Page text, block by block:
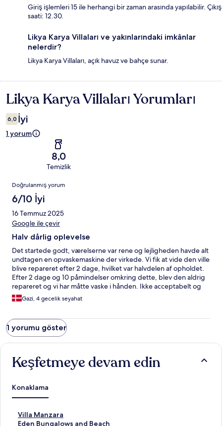
Giriş işlemleri 15 ile herhangi bir zaman arasında yapılabilir. Çıkış
saati: 12.30.
Likya Karya Villaları ve yakınlarındaki imkânlar
nelerdir?
Likya Karya Villaları, açık havuz ve bahçe sunar.
Yorumlar
Likya Karya Villaları Yorumları
6,0 İyi
1 yorum
8,0
Temizlik
Yorumlar
Doğrulanmış yorum
6/10 İyi
16 Temmuz 2025
Google ile çevir
Halv dårlig oplevelse
Det startede godt, værelserne var rene og lejligheden havde alt
undtagen en opvaskemaskine der virkede. Vi fik at vide den ville
blive repareret efter 2 dage, hvilket var halvdelen af opholdet.
Efter 2 dage og 10 påmindelser omkring dette, blev den aldrig
repareret og vi har måtte vaske i hånden. Ikke acceptabelt og
særdeles ikke i orden, især fordi man bliver lovet at det vil blive
repareret. Mange gode oplevelser men opvaskemaskinen og
Gazi, 4 gecelik seyahat
1 yorumu göster
Keşfetmeye devam edin
Konaklama
Villa Manzara
V
iEden Bungalows and Beach
E